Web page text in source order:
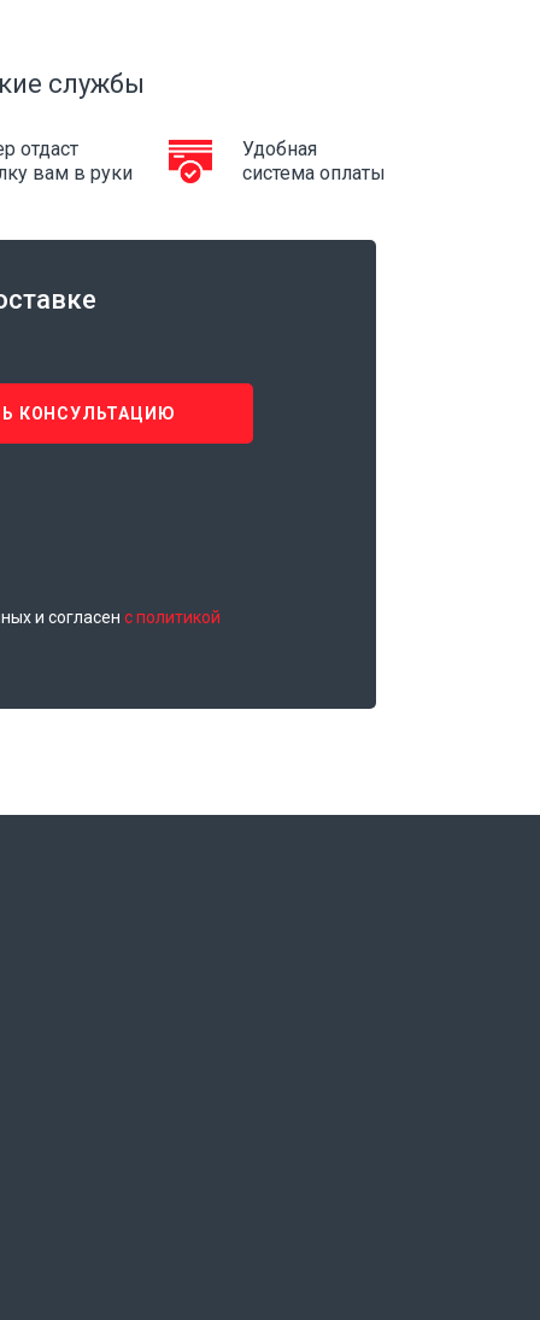
службы
отдаст
вам в руки
Удобная
система оплаты
КОНСУЛЬТАЦИЮ
и согласен с политикой